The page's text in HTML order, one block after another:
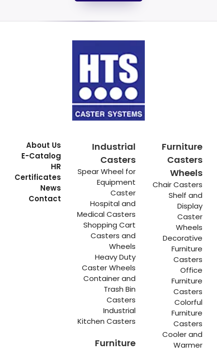
Furniture
Casters
Wheels
Chair Casters
Shelf and
Display
Caster
Wheels
Decorative
Furniture
Casters
Office
Furniture
Casters
Colorful
Furniture
Casters
Cooler and
Warmer
Industrial
Casters
Spear Wheel for
Equipment
Caster
Hospital and
Medical Casters
Shopping Cart
Casters and
Wheels
Heavy Duty
Caster Wheels
Container and
Trash Bin
Casters
Industrial
Kitchen Casters
Furniture
About Us
E-Catalog
HR
Certificates
News
Contact